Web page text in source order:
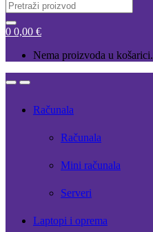
Search
for:
0 0,00 €
Nema proizvoda u košarici.
OpenClose
Računala
Računala
Mini računala
Serveri
Laptopi i oprema